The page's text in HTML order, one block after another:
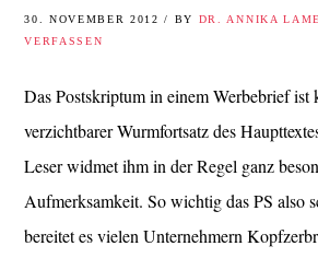
30. NOVEMBER 2012 / BY DR. ANNIKA
VERFASSEN
Das Postskriptum in einem Werbebrief ist
verzichtbarer Wurmfortsatz des
Leser widmet ihm in der Regel ganz
Aufmerksamkeit. So wichtig das PS also
bereitet es vielen Unternehmern